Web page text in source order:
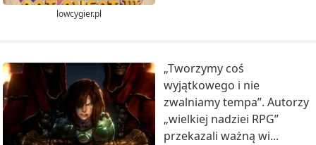
lowcygier.pl
„Tworzymy coś
wyjątkowego i nie
zwalniamy tempa”. Autorzy
„wielkiej nadziei RPG”
przekazali ważną wi...